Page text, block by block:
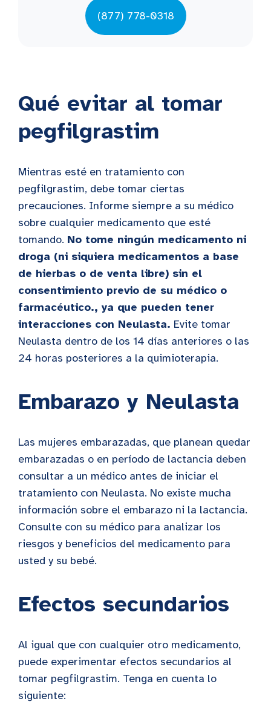
(877) 778-0318
Qué evitar al tomar
pegfilgrastim
Mientras esté en tratamiento con
pegfilgrastim, debe tomar ciertas
precauciones. Informe siempre a su médico
sobre cualquier medicamento que esté
tomando. No tome ningún medicamento ni
droga (ni siquiera medicamentos a base
de hierbas o de venta libre) sin el
consentimiento previo de su médico o
farmacéutico., ya que pueden tener
interacciones con Neulasta. Evite tomar
Neulasta dentro de los 14 días anteriores o las
24 horas posteriores a la quimioterapia.
Embarazo y Neulasta
Las mujeres embarazadas, que planean quedar
embarazadas o en período de lactancia deben
consultar a un médico antes de iniciar el
tratamiento con Neulasta. No existe mucha
información sobre el embarazo ni la lactancia.
Consulte con su médico para analizar los
riesgos y beneficios del medicamento para
usted y su bebé.
Efectos secundarios
Al igual que con cualquier otro medicamento,
puede experimentar efectos secundarios al
tomar pegfilgrastim. Tenga en cuenta lo
siguiente: